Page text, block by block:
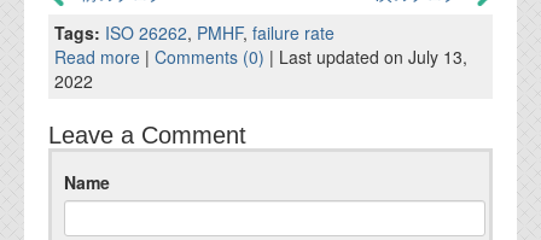
FAQ
お問い合わせフォーム
Tags: ISO 26262, PMHF, failure rate
Read more | Comments (0) | Last updated on July 13,
2022
Leave a Comment
Name